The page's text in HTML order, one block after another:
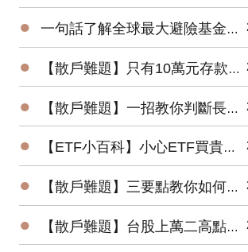
● 一句話了解全球最大避險基金的操作思想
● 【散戶難題】只有10萬元存款的小資，該如何開始投資台股？
● 【散戶難題】一招教你判斷長紅K是真突破還是假突破
● 【ETF小百科】小心ETF買貴了！你不可不知的ETF名詞
● 【散戶難題】三要點教你如何將波浪理論應用在台股上？
● 【散戶難題】台股上萬二高點，為何外資還敢大買百億？